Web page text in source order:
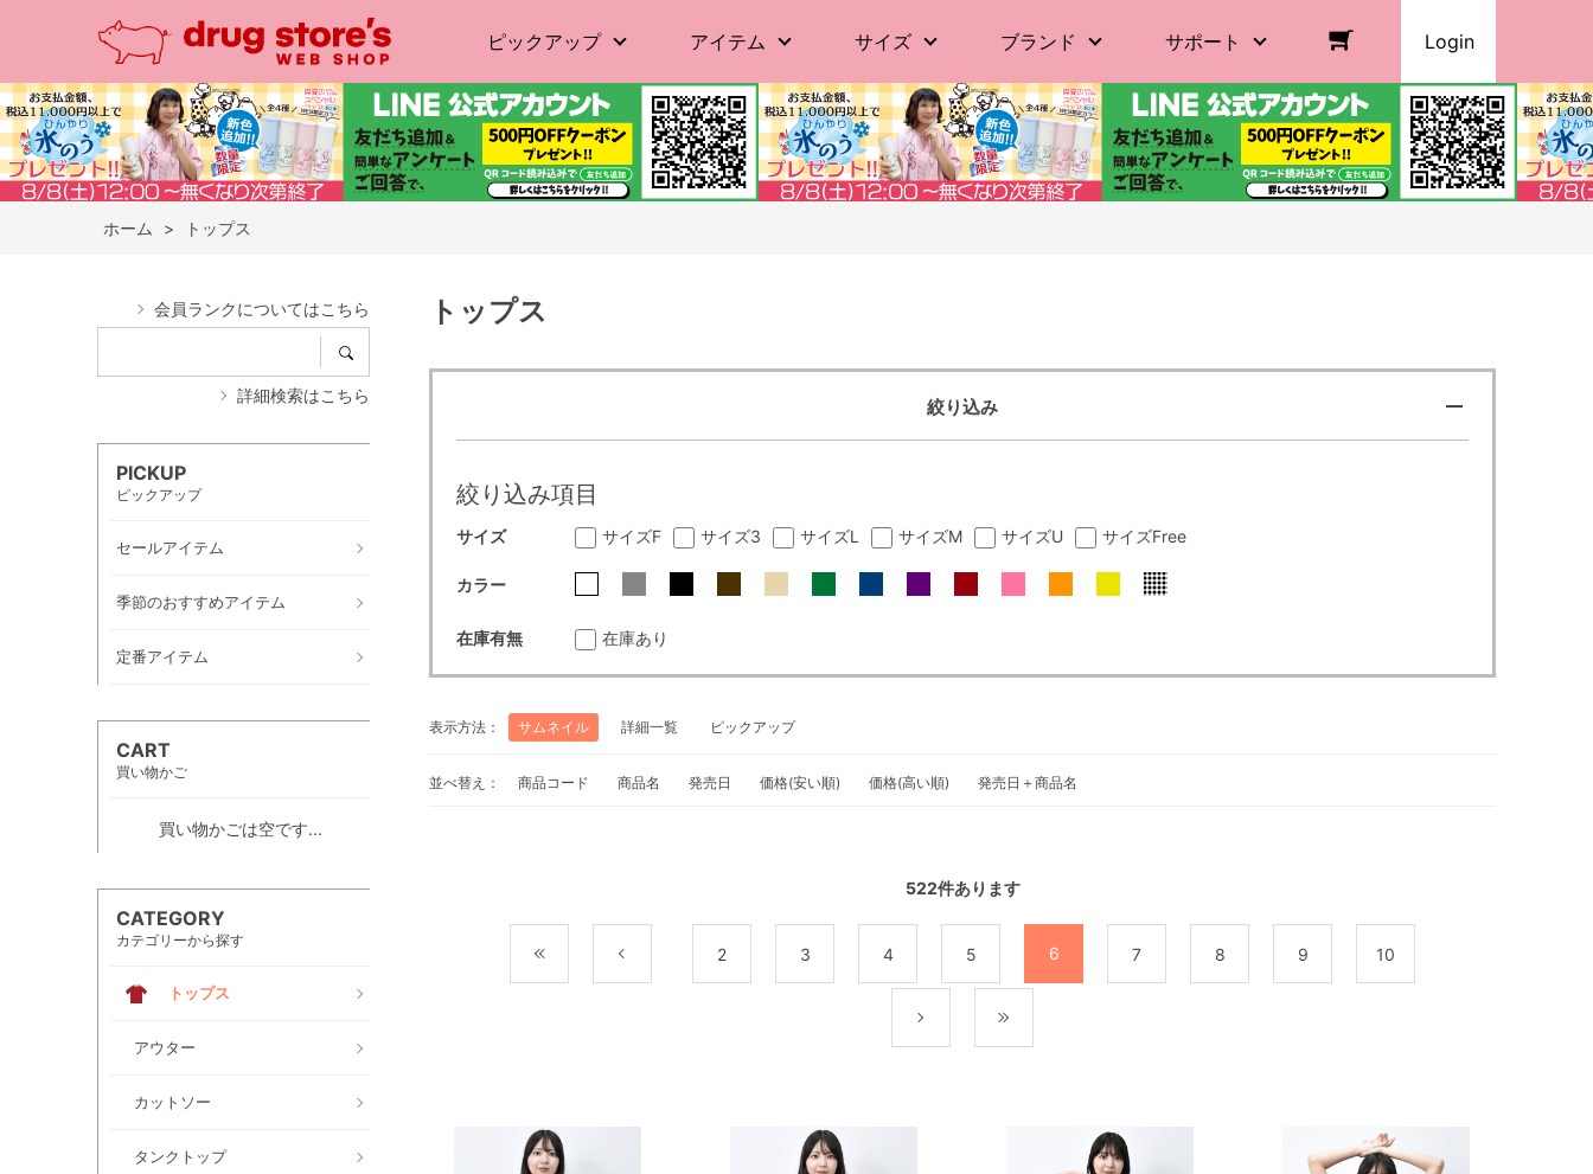
ピックアップ アイテム サイズ ブランド サポート Login
ホーム > トップス
会員ランクについてはこちら
詳細検索はこちら
PICKUP
ピックアップ
セールアイテム
季節のおすすめアイテム
定番アイテム
CART
買い物かご
買い物かごは空です...
CATEGORY
カテゴリーから探す
トップス
アウター
カットソー
タンクトップ
トップス
絞り込み
絞り込み項目
サイズ サイズF サイズ3 サイズL サイズM サイズU サイズFree
カラー
在庫有無 在庫あり
表示方法： サムネイル 詳細一覧 ピックアップ
並べ替え： 商品コード 商品名 発売日 価格(安い順) 価格(高い順) 発売日＋商品名
522件あります
2 3 4 5 6 7 8 9 10